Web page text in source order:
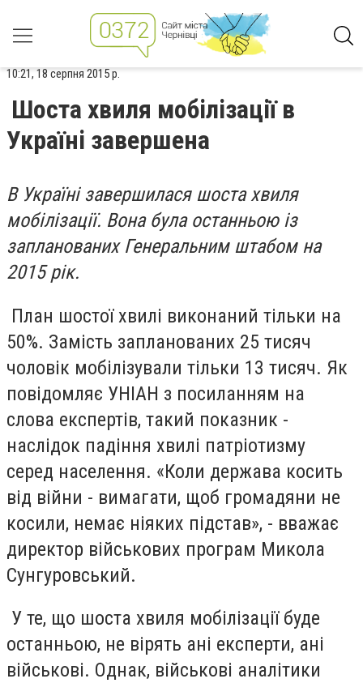
10:21, 18 серпня 2015 р.
Шоста хвиля мобілізації в
Україні завершена
В Україні завершилася шоста хвиля
мобілізації. Вона була останньою із
запланованих Генеральним штабом на
2015 рік.
План шостої хвилі виконаний тільки на
50%. Замість запланованих 25 тисяч
чоловік мобілізували тільки 13 тисяч. Як
повідомляє УНІАН з посиланням на
слова експертів, такий показник -
наслідок падіння хвилі патріотизму
серед населення. «Коли держава косить
від війни - вимагати, щоб громадяни не
косили, немає ніяких підстав», - вважає
директор військових програм Микола
Сунгуровський.
У те, що шоста хвиля мобілізації буде
останньою, не вірять ані експерти, ані
військові. Однак, військові аналітики